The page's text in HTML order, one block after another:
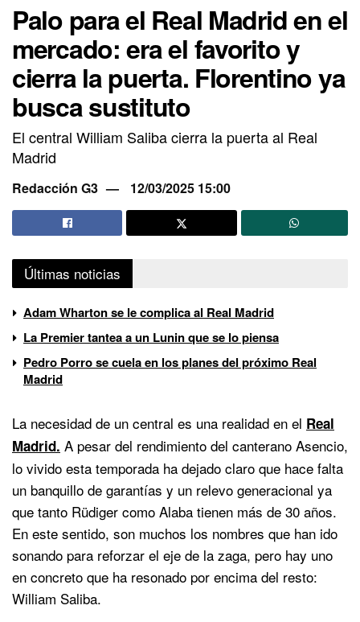
Palo para el Real Madrid en el
mercado: era el favorito y
cierra la puerta. Florentino ya
busca sustituto
El central William Saliba cierra la puerta al Real
Madrid
Redacción G3 12/03/2025 15:00
Últimas noticias
Adam Wharton se le complica al Real Madrid
La Premier tantea a un Lunin que se lo piensa
Pedro Porro se cuela en los planes del próximo Real
Madrid
La necesidad de un central es una realidad en el Real
Madrid. A pesar del rendimiento del canterano Asencio,
lo vivido esta temporada ha dejado claro que hace falta
un banquillo de garantías y un relevo generacional ya
que tanto Rüdiger como Alaba tienen más de 30 años.
En este sentido, son muchos los nombres que han ido
sonando para reforzar el eje de la zaga, pero hay uno
en concreto que ha resonado por encima del resto:
William Saliba.